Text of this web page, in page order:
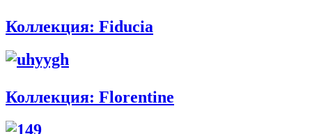
Коллекция: Fiducia
Коллекция: Florentine